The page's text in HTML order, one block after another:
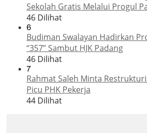
Sekolah Gratis Melalui Progul
46 Dilihat
6
Budiman Swalayan Hadirkan
“357” Sambut HJK Padang
46 Dilihat
7
Rahmat Saleh Minta
Picu PHK Pekerja
44 Dilihat